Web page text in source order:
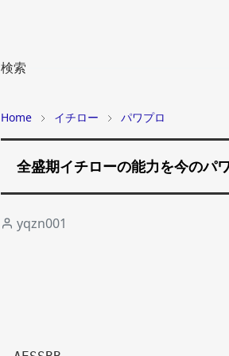
検索
Home イチロー パワプロ
全盛期イチローの能力を今のパ
yqzn001